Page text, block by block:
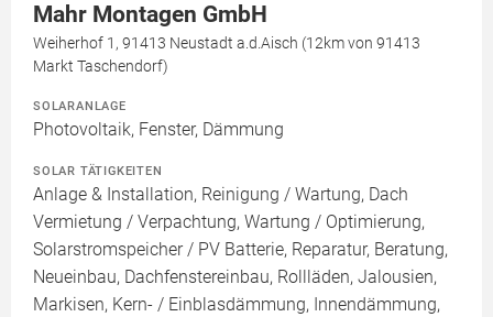
Mahr Montagen GmbH
Weiherhof 1, 91413 Neustadt a.d.Aisch (12km von 91413
Markt Taschendorf)
SOLARANLAGE
Photovoltaik, Fenster, Dämmung
SOLAR TÄTIGKEITEN
Anlage & Installation, Reinigung / Wartung, Dach
Vermietung / Verpachtung, Wartung / Optimierung,
Solarstromspeicher / PV Batterie, Reparatur, Beratung,
Neueinbau, Dachfenstereinbau, Rollläden, Jalousien,
Markisen, Kern- / Einblasdämmung, Innendämmung,